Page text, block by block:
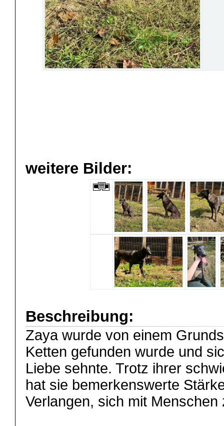
weitere Bilder:
Beschreibung:
Zaya wurde von einem
Ketten gefunden wurde und
Liebe sehnte. Trotz ihrer
hat sie bemerkenswerte
Verlangen, sich mit